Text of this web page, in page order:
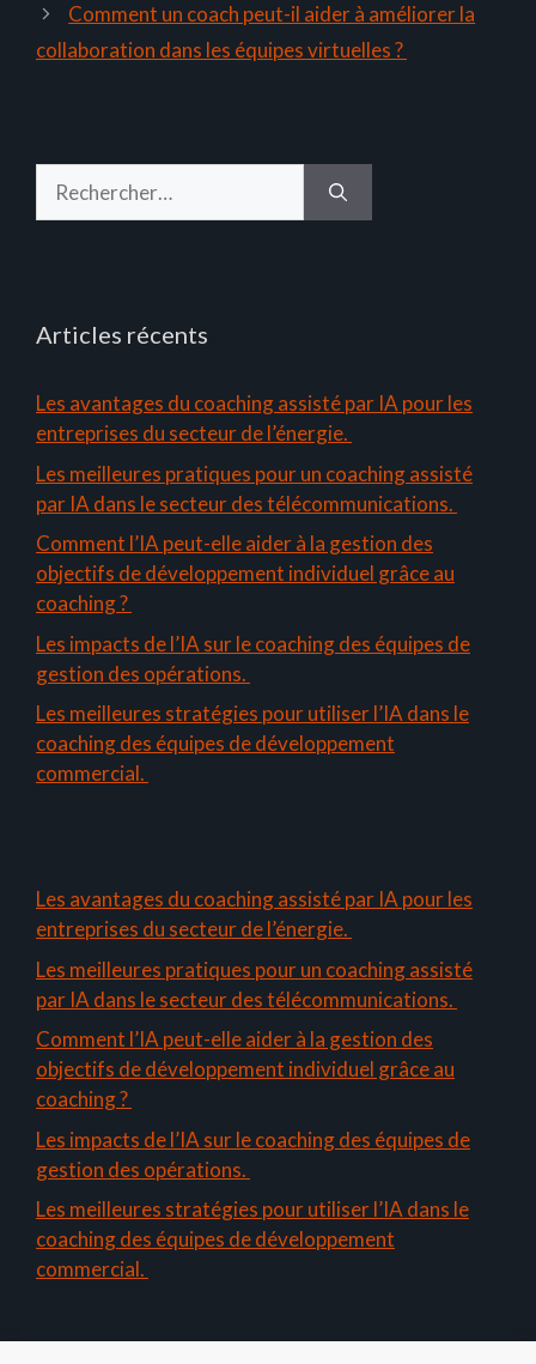
Comment un coach peut-il aider à améliorer la
collaboration dans les équipes virtuelles ?
Articles récents
Les avantages du coaching assisté par IA pour les
entreprises du secteur de l’énergie.
Les meilleures pratiques pour un coaching assisté
par IA dans le secteur des télécommunications.
Comment l’IA peut-elle aider à la gestion des
objectifs de développement individuel grâce au
coaching ?
Les impacts de l’IA sur le coaching des équipes de
gestion des opérations.
Les meilleures stratégies pour utiliser l’IA dans le
coaching des équipes de développement
commercial.
Les avantages du coaching assisté par IA pour les
entreprises du secteur de l’énergie.
Les meilleures pratiques pour un coaching assisté
par IA dans le secteur des télécommunications.
Comment l’IA peut-elle aider à la gestion des
objectifs de développement individuel grâce au
coaching ?
Les impacts de l’IA sur le coaching des équipes de
gestion des opérations.
Les meilleures stratégies pour utiliser l’IA dans le
coaching des équipes de développement
commercial.